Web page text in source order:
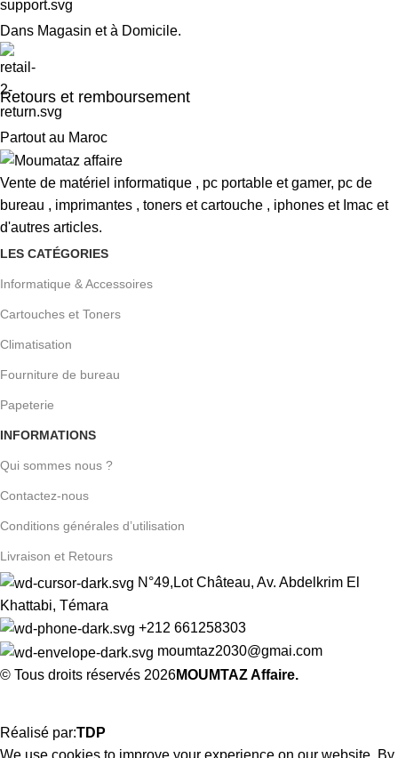
Dans Magasin et à Domicile.
Retours et remboursement
Partout au Maroc
Vente de matériel informatique , pc portable et gamer, pc de
bureau , imprimantes , toners et cartouche , iphones et Imac et
d'autres articles.
LES CATÉGORIES
Informatique & Accessoires
Cartouches et Toners
Climatisation
Fourniture de bureau
Papeterie
INFORMATIONS
Qui sommes nous ?
Contactez-nous
Conditions générales d’utilisation
Livraison et Retours
N°49,Lot Château, Av. Abdelkrim El
Khattabi, Témara
+212 661258303
moumtaz2030@gmai.com
© Tous droits réservés 2026MOUMTAZ Affaire.
Réalisé par:TDP
We use cookies to improve your experience on our website. By